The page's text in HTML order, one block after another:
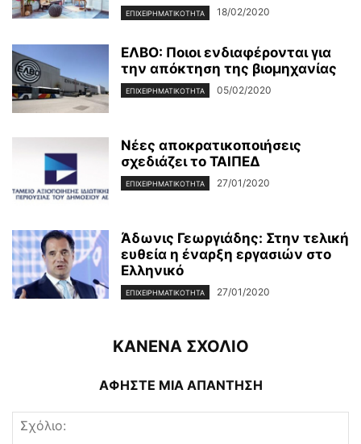
ΕΠΙΧΕΙΡΗΜΑΤΙΚΌΤΗΤΑ 18/02/2020
ΕΛΒΟ: Ποιοι ενδιαφέρονται για
την απόκτηση της βιομηχανίας
ΕΠΙΧΕΙΡΗΜΑΤΙΚΌΤΗΤΑ 05/02/2020
Νέες αποκρατικοποιήσεις
σχεδιάζει το ΤΑΙΠΕΔ
ΕΠΙΧΕΙΡΗΜΑΤΙΚΌΤΗΤΑ 27/01/2020
Άδωνις Γεωργιάδης: Στην τελική
ευθεία η έναρξη εργασιών στο
Ελληνικό
ΕΠΙΧΕΙΡΗΜΑΤΙΚΌΤΗΤΑ 27/01/2020
ΚΑΝΕΝΑ ΣΧΟΛΙΟ
ΑΦΗΣΤΕ ΜΙΑ ΑΠΑΝΤΗΣΗ